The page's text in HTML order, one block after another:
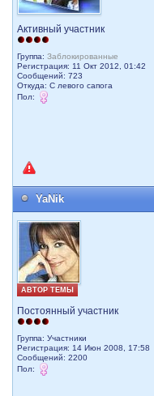
Активный участник
Группа:Заблокированные
Регистрация: 11 Окт 2012, 01:42
Сообщений: 723
Откуда: С левого сапога
Пол:
YaNik
АВТОР ТЕМЫ
Постоянный участник
Группа: Участники
Регистрация: 14 Июн 2008, 17:58
Сообщений: 2200
Пол: